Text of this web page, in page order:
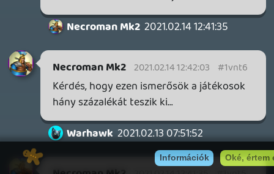
kontent nincs (meg így a jelek szerint
egyenlőre nem is lesz).
A kazuár játékos az valószínűleg alkalmi
valószínűleg van más plattformjuk
(Konzol/Pc) amin játszhaznak. (Na és ne
sem, mert ha más irányból is közelítik meg
a streaming game-et, akkor is ott van még
a PS Now, Xcloud, meg a Geforce Now.)
Necroman Mk2
QUAKE CHAMPIONS FREEPLAY